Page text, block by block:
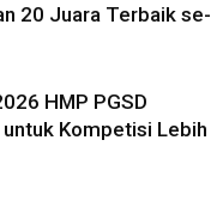
20 Juara Terbaik se-
HMP PGSD
Kompetisi Lebih